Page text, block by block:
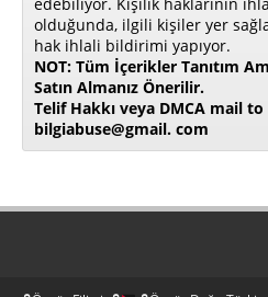
olduğunda, ilgili kişiler yer
hak ihlali bildirimi yapıyor.
NOT: Tüm İçerikler Tanıtım
Satın Almanız Önerilir.
Telif Hakkı veya DMCA mail
bilgiabuse@gmail. com